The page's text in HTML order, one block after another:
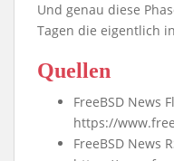
Und genau diese
Tagen die eigentlich
Quellen
FreeBSD News
https://
FreeBSD News